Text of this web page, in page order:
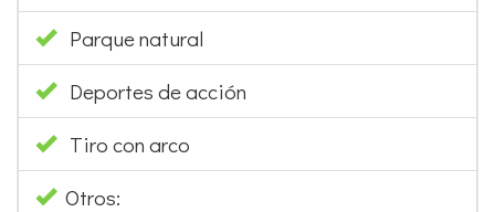
Parque natural
Deportes de acción
Tiro con arco
Otros: